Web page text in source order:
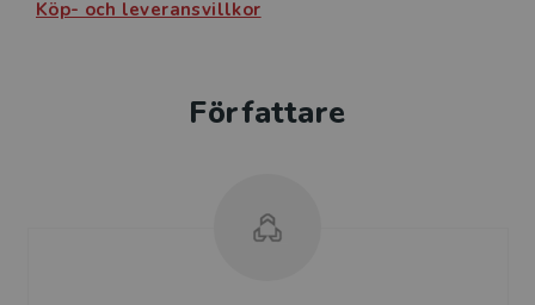
Köp- och leveransvillkor
Författare